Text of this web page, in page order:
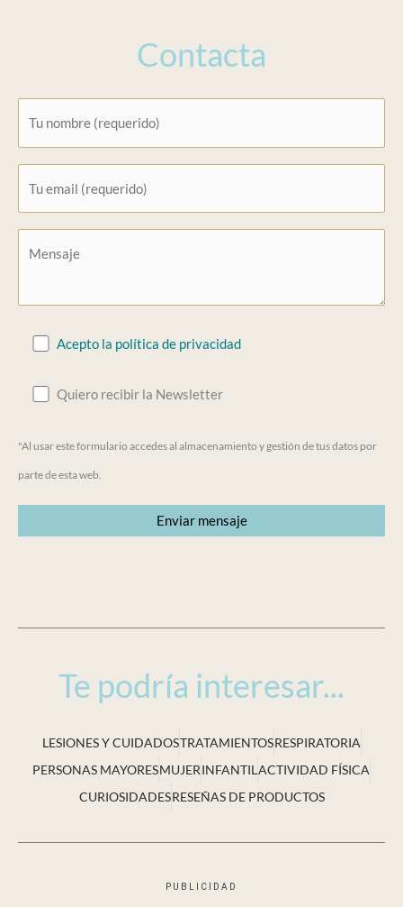
Contacta
Acepto la política de privacidad
Quiero recibir la Newsletter
"Al usar este formulario accedes al almacenamiento y gestión de tus datos por
parte de esta web.
Te podría interesar...
LESIONES Y CUIDADOSTRATAMIENTOSRESPIRATORIA
PERSONAS MAYORESMUJERINFANTILACTIVIDAD FÍSICA
CURIOSIDADESRESEÑAS DE PRODUCTOS
PUBLICIDAD